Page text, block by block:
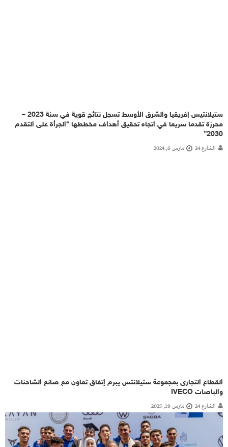
ستيلانتيس إفريقيا والشرق الأوسط تسجل نتائج قوية في سنة 2023 –
محرزة تقدما سريعا في اتجاه تحقيق أهداف مخططها “الجرأة على التقدم
2030”
الشارع 24 مارس 6, 2024
القطاع التجارى بمجموعة ستيلانتس يبرم إتفاق تعاون مع صانع الشاحنات
والباصات IVECO
الشارع 24 مارس 19, 2025